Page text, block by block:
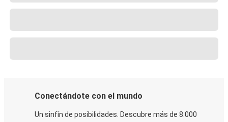
Conectándote con el mundo
Un sinfín de posibilidades. Descubre más de 8.000